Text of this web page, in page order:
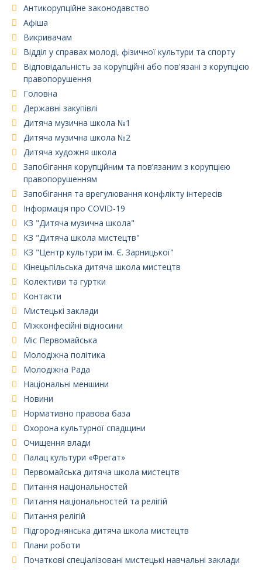
Антикорупційне законодавство
Афіша
Викривачам
Відділ у справах молоді, фізичної культури та спорту
Відповідальність за корупційні або пов'язані з корупцією
правопорушення
Головна
Державні закупівлі
Дитяча музична школа №1
Дитяча музична школа №2
Дитяча художня школа
Запобігання корупційним та пов’язаним з корупцією
правопорушенням
Запобігання та врегулювання конфлікту інтересів
Інформація про COVID-19
КЗ "Дитяча музична школа"
КЗ "Дитяча школа мистецтв"
КЗ "Центр культури ім. Є. Зарницької"
Кінецьпільська дитяча школа мистецтв
Колективи та гуртки
Контакти
Мистецькі заклади
Міжконфесійні відносини
Міс Первомайська
Молодіжна політика
Молодіжна Рада
Національні меншини
Новини
Нормативно правова база
Охорона культурної спадщини
Очищення влади
Палац культури «Фрегат»
Первомайська дитяча школа мистецтв
Питання національностей
Питання національностей та релігій
Питання релігій
Підгороднянська дитяча школа мистецтв
Плани роботи
Початкові спеціалізовані мистецькі навчальні заклади